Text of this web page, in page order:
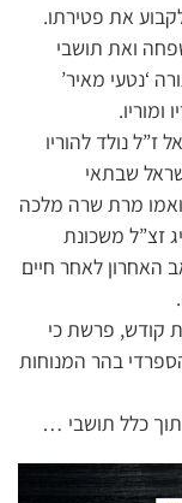
את פטירתו.
ואת תושבי
‘נטעי מאיר’
נולד להוריו
שבתאי
מרת שרה מלכה
זצ”ל משכונת
האחרון לאחר חיים
קודש, פרשת כי
הספרדי בהר המנוחות
כלל תושבי …